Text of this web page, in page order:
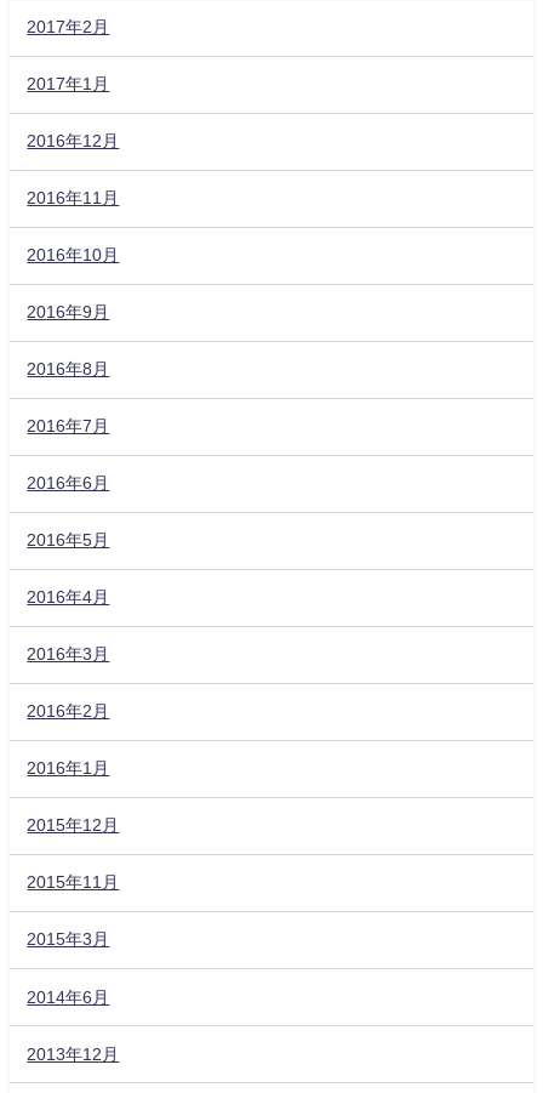
2017年2月
2017年1月
2016年12月
2016年11月
2016年10月
2016年9月
2016年8月
2016年7月
2016年6月
2016年5月
2016年4月
2016年3月
2016年2月
2016年1月
2015年12月
2015年11月
2015年3月
2014年6月
2013年12月